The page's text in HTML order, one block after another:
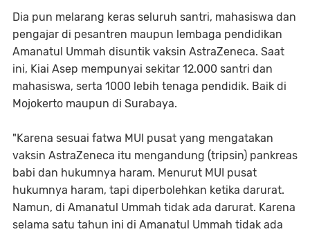
Dia pun melarang keras seluruh santri, mahasiswa dan
pengajar di pesantren maupun lembaga pendidikan
Amanatul Ummah disuntik vaksin AstraZeneca. Saat
ini, Kiai Asep mempunyai sekitar 12.000 santri dan
mahasiswa, serta 1000 lebih tenaga pendidik. Baik di
Mojokerto maupun di Surabaya.
"Karena sesuai fatwa MUI pusat yang mengatakan
vaksin AstraZeneca itu mengandung (tripsin) pankreas
babi dan hukumnya haram. Menurut MUI pusat
hukumnya haram, tapi diperbolehkan ketika darurat.
Namun, di Amanatul Ummah tidak ada darurat. Karena
selama satu tahun ini di Amanatul Ummah tidak ada